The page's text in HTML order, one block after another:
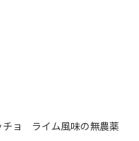
ョ ライム風味の無農薬